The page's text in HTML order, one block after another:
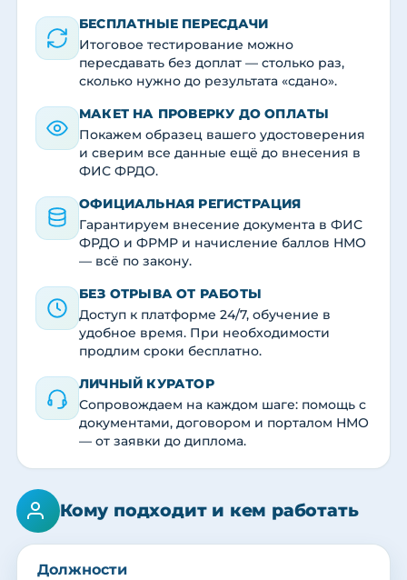
БЕСПЛАТНЫЕ ПЕРЕСДАЧИ
Итоговое тестирование можно
пересдавать без доплат — столько раз,
сколько нужно до результата «сдано».
МАКЕТ НА ПРОВЕРКУ ДО ОПЛАТЫ
Покажем образец вашего удостоверения
и сверим все данные ещё до внесения в
ФИС ФРДО.
ОФИЦИАЛЬНАЯ РЕГИСТРАЦИЯ
Гарантируем внесение документа в ФИС
ФРДО и ФРМР и начисление баллов НМО
— всё по закону.
БЕЗ ОТРЫВА ОТ РАБОТЫ
Доступ к платформе 24/7, обучение в
удобное время. При необходимости
продлим сроки бесплатно.
ЛИЧНЫЙ КУРАТОР
Сопровождаем на каждом шаге: помощь с
документами, договором и порталом НМО
— от заявки до диплома.
Кому подходит и кем работать
Должности